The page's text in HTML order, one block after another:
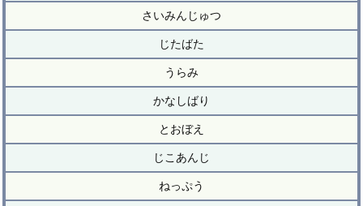
さいみんじゅつ
じたばた
うらみ
かなしばり
とおぼえ
じこあんじ
ねっぷう